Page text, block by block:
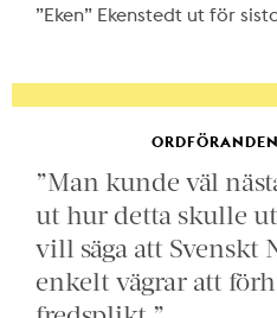
”Eken” Ekenstedt ut för
”Man kunde väl
ut hur detta skulle
vill säga att Svenskt
enkelt vägrar att